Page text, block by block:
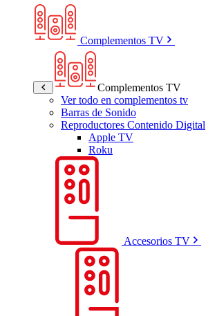
Complementos TV
Complementos TV
Ver todo en complementos tv
Barras de Sonido
Reproductores Contenido Digital
Apple TV
Roku
Accesorios TV